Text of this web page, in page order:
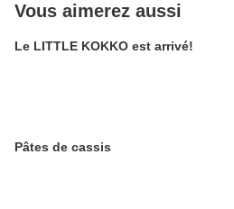
Vous aimerez aussi
Le LITTLE KOKKO est arrivé!
Pâtes de cassis